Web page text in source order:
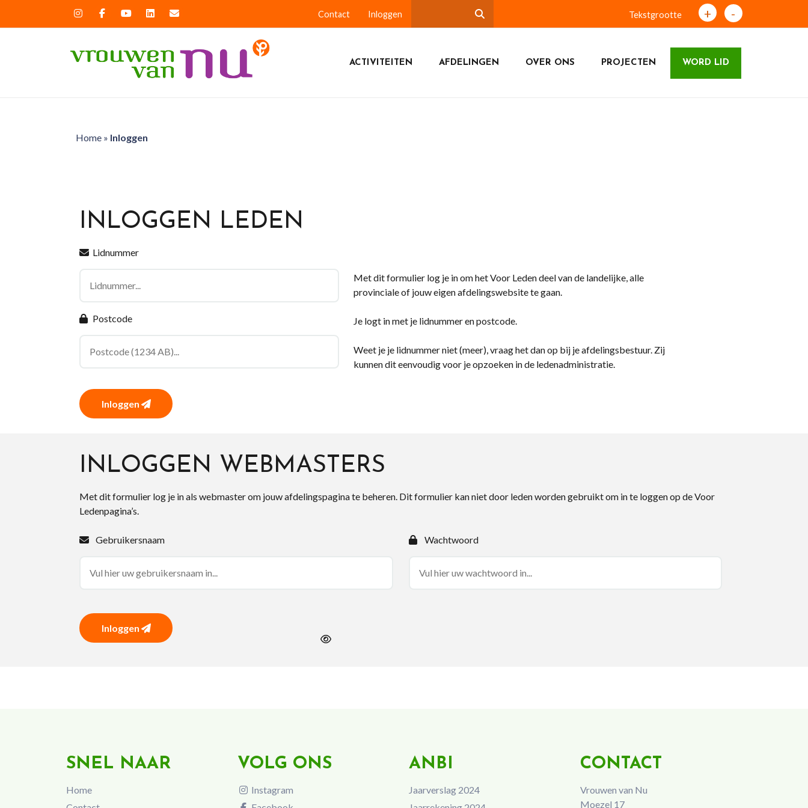
Contact Inloggen Tekstgrootte + -
ACTIVITEITEN AFDELINGEN OVER ONS PROJECTEN WORD LID
Home» Inloggen
INLOGGEN LEDEN
Lidnummer
Postcode
Inloggen
Met dit formulier log je in om het Voor Leden deel van de landelijke, alle
provinciale of jouw eigen afdelingswebsite te gaan.
Je logt in met je lidnummer en postcode.
Weet je je lidnummer niet (meer), vraag het dan op bij je afdelingsbestuur. Zij
kunnen dit eenvoudig voor je opzoeken in de ledenadministratie.
INLOGGEN WEBMASTERS
Met dit formulier log je in als webmaster om jouw afdelingspagina te beheren. Dit formulier kan niet door leden worden gebruikt om in te loggen op de Voor
Ledenpagina’s.
Gebruikersnaam Wachtwoord
Inloggen
SNEL NAAR
Home
VOLG ONS
Instagram
ANBI
Jaarverslag 2024
CONTACT
Vrouwen van Nu
Moezel 17